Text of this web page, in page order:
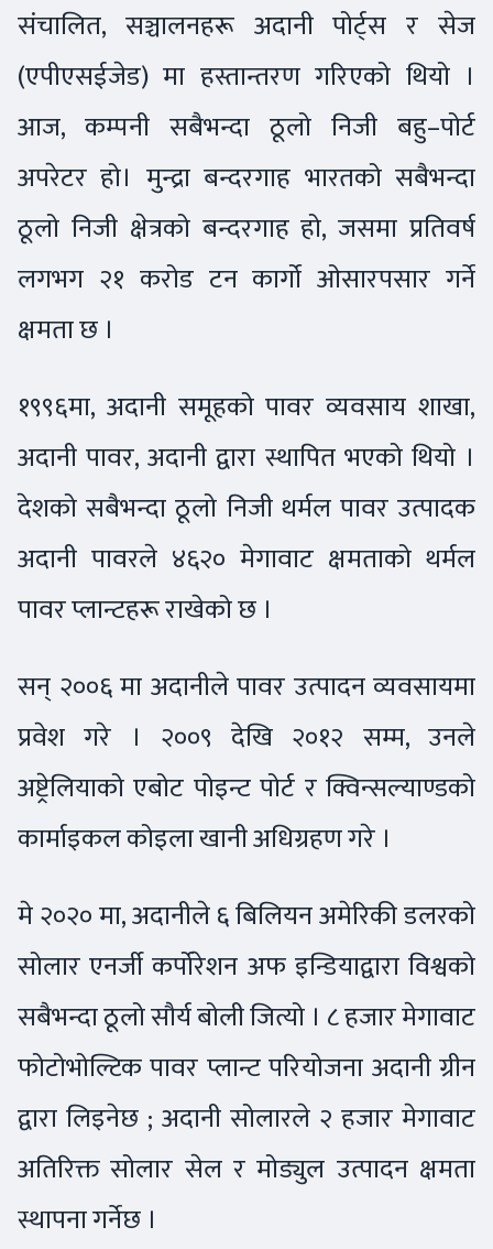
संचालित, सञ्चालनहरू अदानी पोर्ट्स र सेज
(एपीएसईजेड) मा हस्तान्तरण गरिएको थियो ।
आज, कम्पनी सबैभन्दा ठूलो निजी बहु–पोर्ट
अपरेटर हो। मुन्द्रा बन्दरगाह भारतको सबैभन्दा
ठूलो निजी क्षेत्रको बन्दरगाह हो, जसमा प्रतिवर्ष
लगभग २१ करोड टन कार्गो ओसारपसार गर्ने
क्षमता छ ।
१९९६मा, अदानी समूहको पावर व्यवसाय शाखा,
अदानी पावर, अदानी द्वारा स्थापित भएको थियो ।
देशको सबैभन्दा ठूलो निजी थर्मल पावर उत्पादक
अदानी पावरले ४६२० मेगावाट क्षमताको थर्मल
पावर प्लान्टहरू राखेको छ ।
सन् २००६ मा अदानीले पावर उत्पादन व्यवसायमा
प्रवेश गरे । २००९ देखि २०१२ सम्म, उनले
अष्ट्रेलियाको एबोट पोइन्ट पोर्ट र क्विन्सल्याण्डको
कार्माइकल कोइला खानी अधिग्रहण गरे ।
मे २०२० मा, अदानीले ६ बिलियन अमेरिकी डलरको
सोलार एनर्जी कर्पोरेशन अफ इन्डियाद्वारा विश्वको
सबैभन्दा ठूलो सौर्य बोली जित्यो । ८ हजार मेगावाट
फोटोभोल्टिक पावर प्लान्ट परियोजना अदानी ग्रीन
द्वारा लिइनेछ ; अदानी सोलारले २ हजार मेगावाट
अतिरिक्त सोलार सेल र मोड्युल उत्पादन क्षमता
स्थापना गर्नेछ ।